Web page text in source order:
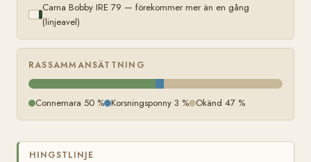
Carna Bobby IRE 79 — förekommer mer än en gång
(linjeavel)
RASSAMMANSÄTTNING
Connemara 50 % Korsningsponny 3 % Okänd 47 %
HINGSTLINJE